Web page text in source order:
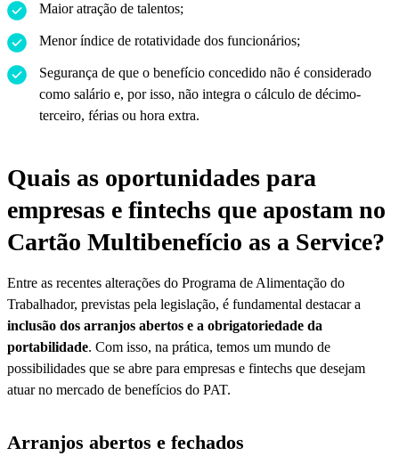
Maior atração de talentos;
Menor índice de rotatividade dos funcionários;
Segurança de que o benefício concedido não é considerado
como salário e, por isso, não integra o cálculo de décimo-
terceiro, férias ou hora extra.
Quais as oportunidades para
empresas e fintechs que apostam no
Cartão Multibenefício as a Service?
Entre as recentes alterações do Programa de Alimentação do
Trabalhador, previstas pela legislação, é fundamental destacar a
inclusão dos arranjos abertos e a obrigatoriedade da
portabilidade. Com isso, na prática, temos um mundo de
possibilidades que se abre para empresas e fintechs que desejam
atuar no mercado de benefícios do PAT.
Arranjos abertos e fechados